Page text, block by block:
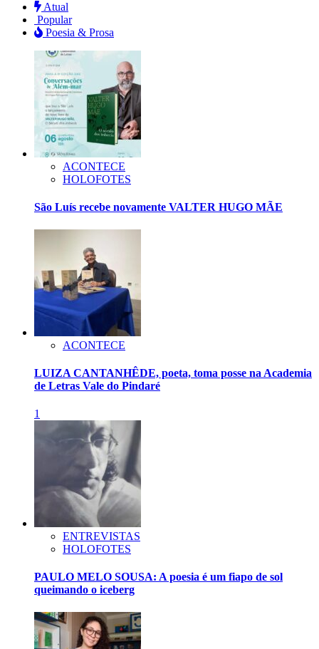
Atual
Popular
Poesia & Prosa
ACONTECE
HOLOFOTES
São Luís recebe novamente VALTER HUGO MÃE
ACONTECE
LUIZA CANTANHÊDE, poeta, toma posse na Academia
de Letras Vale do Pindaré
1
ENTREVISTAS
HOLOFOTES
PAULO MELO SOUSA: A poesia é um fiapo de sol
queimando o iceberg